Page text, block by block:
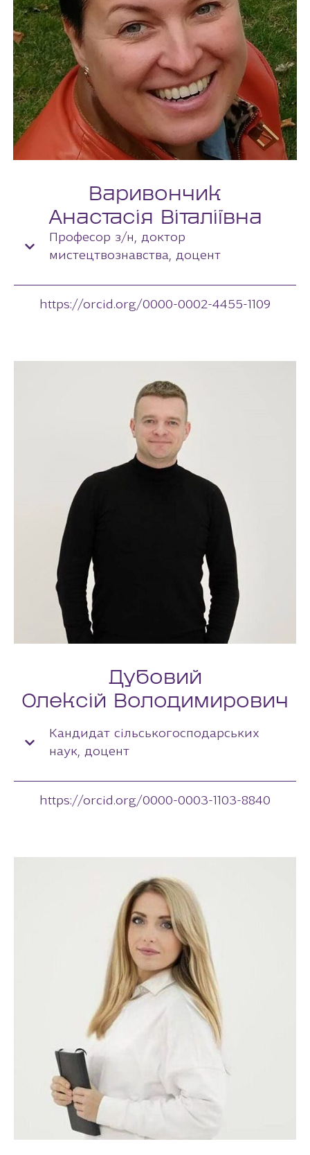
Варивончик
Анастасія Віталіївна
Професор з/н, доктор
мистецтвознавства, доцент
https://orcid.org/0000-0002-4455-1109
Дубовий
Олексій Володимирович
Кандидат сільськогосподарських
наук, доцент
https://orcid.org/0000-0003-1103-8840